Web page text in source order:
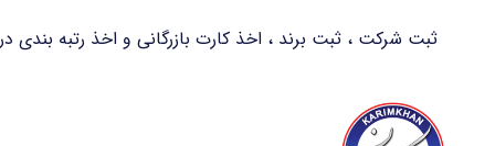
ثبت شرکت ، ثبت برند ، اخذ کارت بازرگانی و اخذ رتبه بندی در کمترین